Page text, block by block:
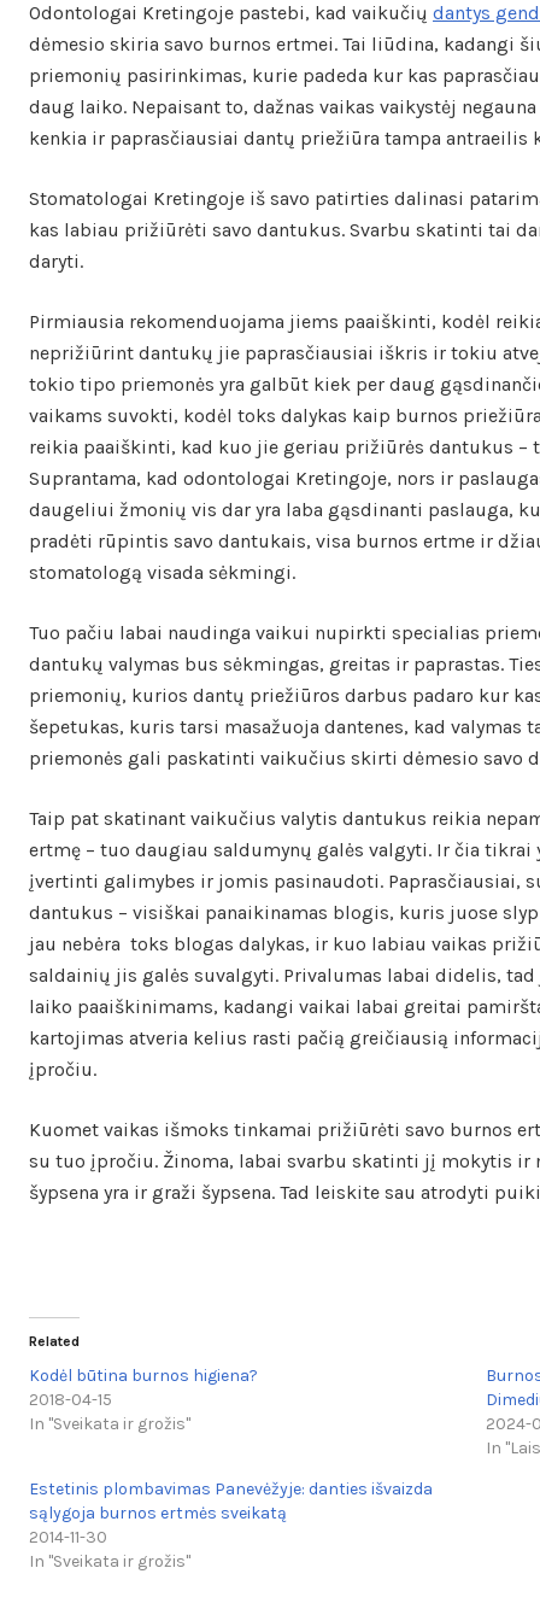
Odontologai Kretingoje pastebi, kad vaikučių dantys
dėmesio skiria savo burnos ertmei. Tai liūdina, kadangi
priemonių pasirinkimas, kurie padeda kur kas
daug laiko. Nepaisant to, dažnas vaikas vaikystėj
kenkia ir paprasčiausiai dantų priežiūra tampa antraeilis
Stomatologai Kretingoje iš savo patirties dalinasi
kas labiau prižiūrėti savo dantukus. Svarbu skatinti tai
daryti.
Pirmiausia rekomenduojama jiems paaiškinti, kodėl
neprižiūrint dantukų jie paprasčiausiai iškris ir tokiu
tokio tipo priemonės yra galbūt kiek per daug
vaikams suvokti, kodėl toks dalykas kaip burnos
reikia paaiškinti, kad kuo jie geriau prižiūrės dantukus –
Suprantama, kad odontologai Kretingoje, nors ir
daugeliui žmonių vis dar yra laba gąsdinanti paslauga,
pradėti rūpintis savo dantukais, visa burnos ertme ir
stomatologą visada sėkmingi.
Tuo pačiu labai naudinga vaikui nupirkti specialias
dantukų valymas bus sėkmingas, greitas ir paprastas.
priemonių, kurios dantų priežiūros darbus padaro kur
šepetukas, kuris tarsi masažuoja dantenes, kad valymas
priemonės gali paskatinti vaikučius skirti dėmesio savo
Taip pat skatinant vaikučius valytis dantukus reikia
ertmę – tuo daugiau saldumynų galės valgyti. Ir čia
įvertinti galimybes ir jomis pasinaudoti. Paprasčiausiai,
dantukus – visiškai panaikinamas blogis, kuris juose
jau nebėra toks blogas dalykas, ir kuo labiau vaikas
saldainių jis galės suvalgyti. Privalumas labai didelis,
laiko paaiškinimams, kadangi vaikai labai greitai
kartojimas atveria kelius rasti pačią greičiausią
įpročiu.
Kuomet vaikas išmoks tinkamai prižiūrėti savo burnos
su tuo įpročiu. Žinoma, labai svarbu skatinti jį mokytis ir
šypsena yra ir graži šypsena. Tad leiskite sau atrodyti
Related
Kodėl būtina burnos higiena?
2018-04-15
In "Sveikata ir grožis"
2024-
In
Estetinis plombavimas Panevėžyje: danties išvaizda
sąlygoja burnos ertmės sveikatą
2014-11-30
In "Sveikata ir grožis"